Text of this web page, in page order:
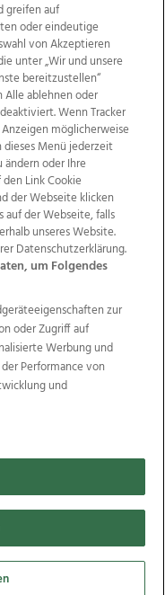
Kontakt
Jobs
AGB Anzeigekunden
Politische Werbung
Wimmer
Ischler Woche
OÖN Immobilien
Promenaden Galerien
GmbH & Co KG
greifen auf
oder eindeutige
von Akzeptieren
unter „Wir und unsere
bereitzustellen“
Alle ablehnen oder
Wenn Tracker
möglicherweise
dieses Menü jederzeit
oder Ihre
Link Cookie
der Webseite klicken
auf der Webseite, falls
unseres Website.
Datenschutzerklärung.
um Folgendes
zur
oder Zugriff auf
Werbung und
Performance von
und